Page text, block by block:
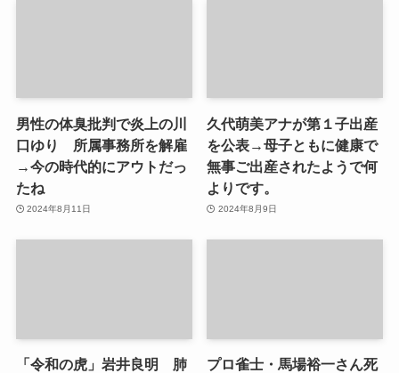
男性の体臭批判で炎上の川
口ゆり 所属事務所を解雇
→今の時代的にアウトだっ
たね
2024年8月11日
久代萌美アナが第１子出産
を公表→母子ともに健康で
無事ご出産されたようで何
よりです。
2024年8月9日
「令和の虎」岩井良明 肺
プロ雀士・馬場裕一さん死